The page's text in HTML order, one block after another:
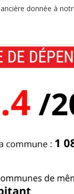
donnée à